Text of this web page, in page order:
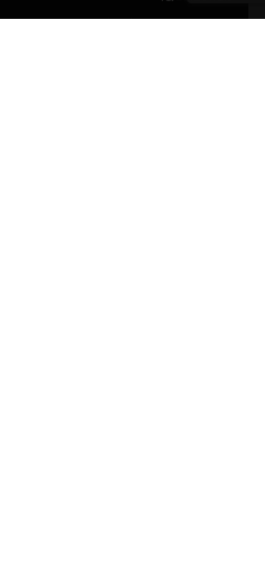
服務項目